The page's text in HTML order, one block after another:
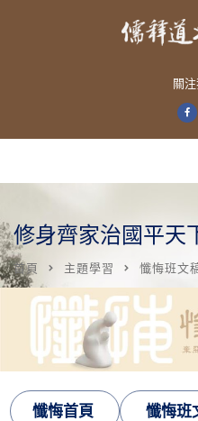
關注
修身齊家治國平天
首頁 主題學習 懺悔班文
懺悔首頁 懺悔班